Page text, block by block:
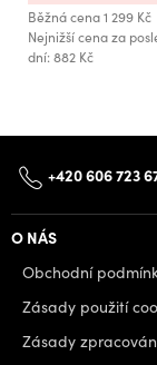
Běžná cena1 299 Kč
Nejnižší cena za
dní: 882 Kč
+420 606 723
O NÁS
Obchodní
Zásady použití
Zásady